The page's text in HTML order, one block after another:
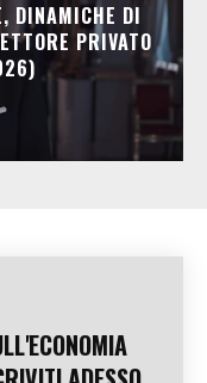
DINAMICHE DI
PRIVATO